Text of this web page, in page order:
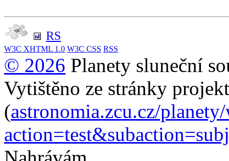
RS
W3C XHTML 1.0 W3C CSS RSS
© 2026 Planety sluneční
Vytištěno ze stránky
(astronomia.zcu.cz/